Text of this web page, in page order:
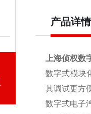
产品详情
上海侦权
数字式模块
其调试更方
数字式电子